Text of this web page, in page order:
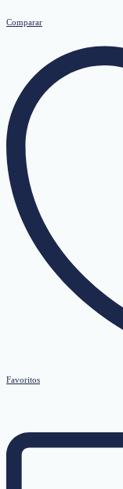
Comparar
Favoritos